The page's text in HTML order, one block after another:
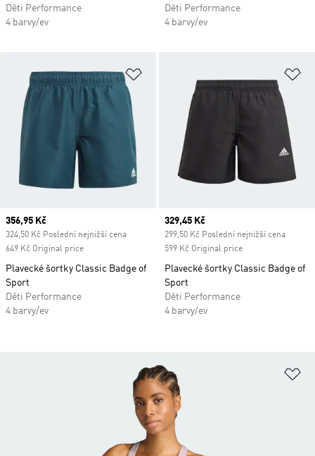
Děti Performance
4 barvy/ev
Děti Performance
4 barvy/ev
Current price
356,95 Kč
324,50 Kč Poslední nejnižší cena
649 Kč Original price
Plavecké šortky Classic Badge of
Sport
Děti Performance
4 barvy/ev
Current price
329,45 Kč
299,50 Kč Poslední nejnižší cena
599 Kč Original price
Plavecké šortky Classic Badge of
Sport
Děti Performance
4 barvy/ev